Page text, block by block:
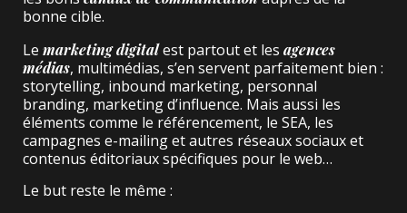
bonne cible.
Le marketing digitalest partout et les agences
médias, multimédias, s’en servent parfaitement bien :
storytelling, inbound marketing, personnal
branding, marketing d’influence. Mais aussi les
éléments comme le référencement, le SEA, les
campagnes e-mailing et autres réseaux sociaux et
contenus éditoriaux spécifiques pour le web…
Le but reste le même :